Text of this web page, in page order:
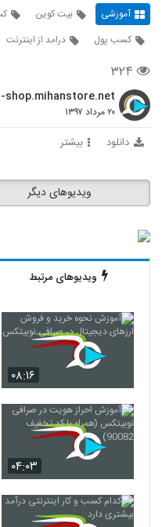
آموزشی بیت کوین
کسب پول
درامد از اینترنت
۳۲۴
۲۰ مرداد ۱۳۹۷
دانلود بیشتر
ویدیوهای دیگر
ویدیوهای مرتبط
۰۸:۱۶
۰۴:۰۳